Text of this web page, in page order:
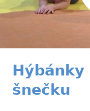
šnečku